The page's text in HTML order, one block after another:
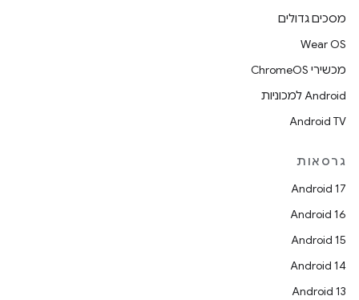
מסכים גדולים
Wear OS
מכשירי ChromeOS
Android למכוניות
Android TV
גרסאות
Android 17
Android 16
Android 15
Android 14
Android 13